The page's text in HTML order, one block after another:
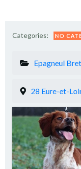
Categories: NO
Epagneul
28 Eure-et-